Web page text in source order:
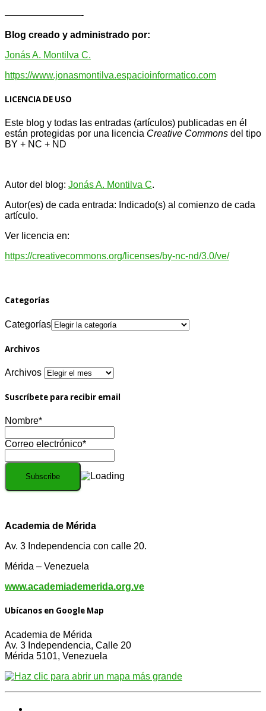
————————-
Blog creado y administrado por:
Jonás A. Montilva C.
https://www.jonasmontilva.espacioinformatico.com
LICENCIA DE USO
Este blog y todas las entradas (artículos) publicadas en él
están protegidas por una licencia Creative Commons del tipo
BY + NC + ND
Autor del blog: Jonás A. Montilva C.
Autor(es) de cada entrada: Indicado(s) al comienzo de cada
artículo.
Ver licencia en:
https://creativecommons.org/licenses/by-nc-nd/3.0/ve/
Categorías
Categorías
Archivos
Archivos
Suscríbete para recibir email
Nombre*
Correo electrónico*
Academia de Mérida
Av. 3 Independencia con calle 20.
Mérida – Venezuela
www.academiademerida.org.ve
Ubícanos en Google Map
Academia de Mérida
Av. 3 Independencia, Calle 20
Mérida 5101, Venezuela